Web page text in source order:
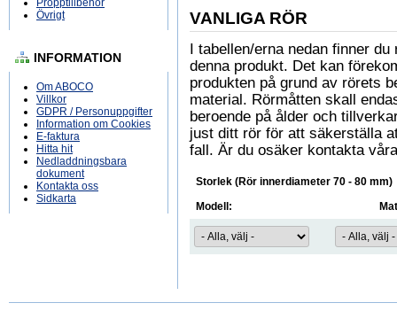
Propptillbehör
Övrigt
INFORMATION
Om ABOCO
Villkor
GDPR / Personuppgifter
Information om Cookies
E-faktura
Hitta hit
Nedladdningsbara
dokument
Kontakta oss
Sidkarta
VANLIGA RÖR
I tabellen/erna nedan finner
denna produkt. Det kan
produkten på grund av rörets
material. Rörmåtten skall
beroende på ålder och
just ditt rör för att säkerställa
fall. Är du osäker kontakta
Storlek (Rör innerdiameter 70 - 80 mm)
Modell: